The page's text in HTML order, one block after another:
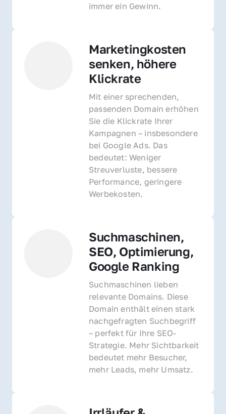
immer ein Gewinn.
Marketingkosten
senken, höhere
Klickrate
Mit einer sprechenden,
passenden Domain erhöhen
Sie die Klickrate Ihrer
Kampagnen – insbesondere
bei Google Ads. Das
bedeutet: Weniger
Streuverluste, bessere
Performance, geringere
Werbekosten.
Suchmaschinen,
SEO, Optimierung,
Google Ranking
Suchmaschinen lieben
relevante Domains. Diese
Domain enthält einen stark
nachgefragten Suchbegriff
– perfekt für Ihre SEO-
Strategie. Mehr Sichtbarkeit
bedeutet mehr Besucher,
mehr Leads, mehr Umsatz.